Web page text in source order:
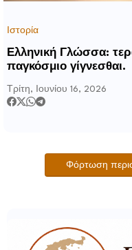
Ιστορία
Ελληνική Γλώσσα:
παγκόσμιο γίγνεσθαι.
Τρίτη, Ιουνίου 16, 2026
Φόρτωση